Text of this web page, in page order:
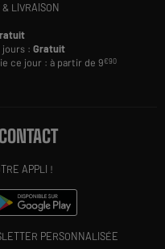
LIVRAISON
jours :Gratuit
ce jour : à partir de 9€90
APPLI !
PERSONNALISÉE